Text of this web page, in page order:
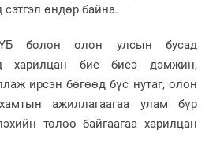
сэтгэл өндөр байна.
болон олон улсын бусад
харилцан бие биеэ дэмжин,
ирсэн бөгөөд бүс нутаг, олон
ажиллагаагаа улам бүр
төлөө байгаагаа харилцан